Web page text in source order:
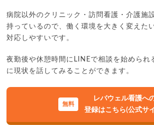
病院以外のクリニック・訪問看護・介護施
持っているので、働く環境を大きく変えた
対応しやすいです。
夜勤後や休憩時間にLINEで相談を始められ
に現状を話してみることができます。
レバウェル看護へ
登録はこちら(公式サ